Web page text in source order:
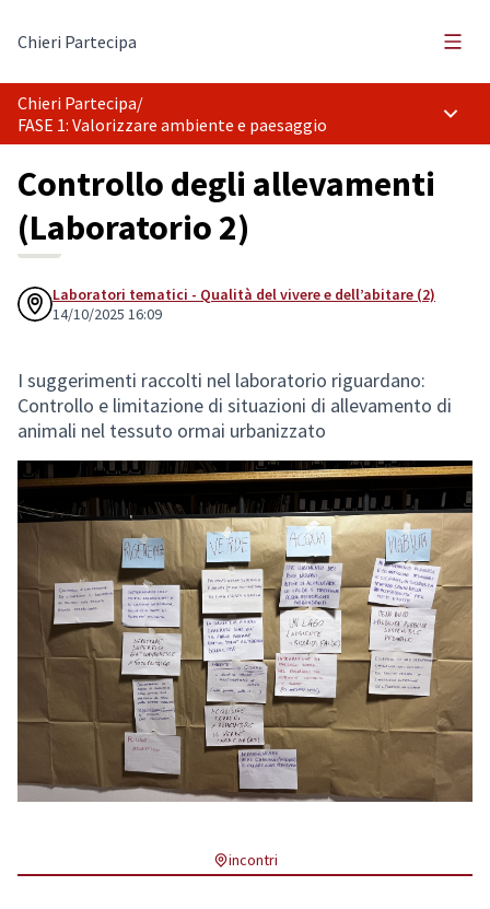
Chieri Partecipa
Chieri Partecipa/
FASE 1: Valorizzare ambiente e paesaggio
Controllo degli allevamenti
(Laboratorio 2)
Laboratori tematici - Qualità del vivere e dell’abitare (2)
14/10/2025 16:09
I suggerimenti raccolti nel laboratorio riguardano:
Controllo e limitazione di situazioni di allevamento di
animali nel tessuto ormai urbanizzato
incontri